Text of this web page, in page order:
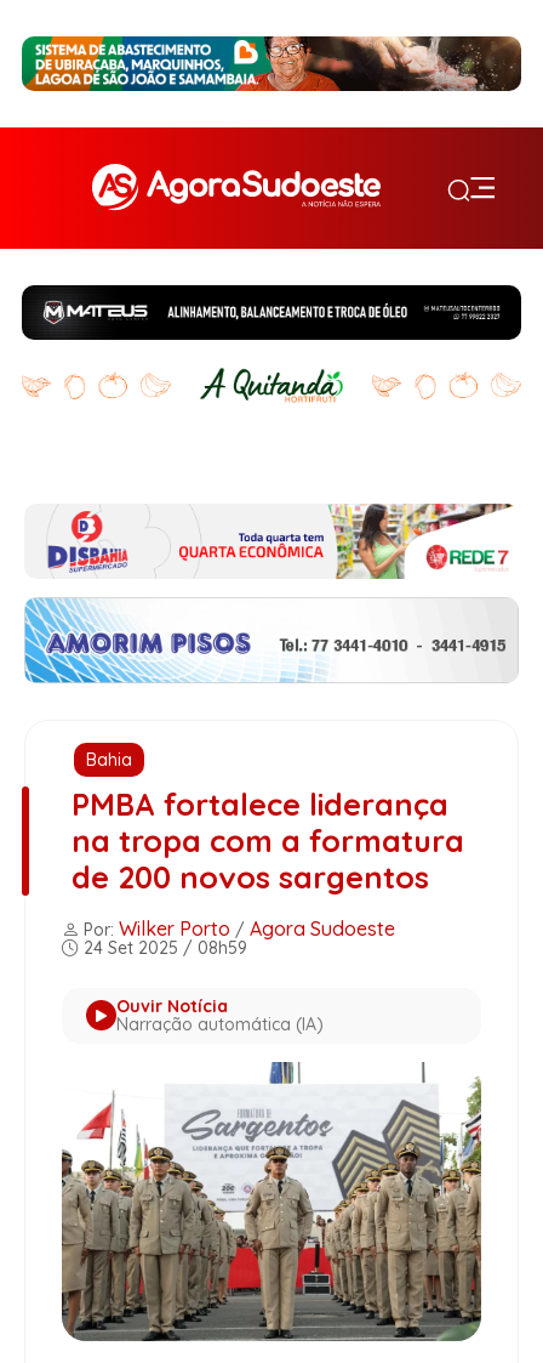
Bahia
PMBA fortalece liderança
na tropa com a formatura
de 200 novos sargentos
Por: Wilker Porto / Agora Sudoeste
24 Set 2025 / 08h59
Ouvir Notícia
Narração automática (IA)